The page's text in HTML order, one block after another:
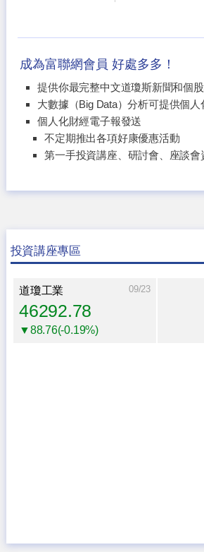
成為富聯網會員 好處多多！
提供你最完整中文道瓊斯新聞和個
大數據（Big Data）分析可提供個人
個人化財經電子報發送
不定期推出各項好康優惠活動
第一手投資講座、研討會、座談會
投資講座專區
道瓊工業 09/23
46292.78
▼88.76(-0.19%)